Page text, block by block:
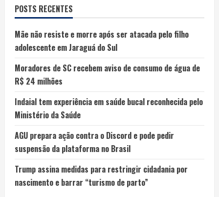
POSTS RECENTES
Mãe não resiste e morre após ser atacada pelo filho
adolescente em Jaraguá do Sul
Moradores de SC recebem aviso de consumo de água de
R$ 24 milhões
Indaial tem experiência em saúde bucal reconhecida pelo
Ministério da Saúde
AGU prepara ação contra o Discord e pode pedir
suspensão da plataforma no Brasil
Trump assina medidas para restringir cidadania por
nascimento e barrar “turismo de parto”